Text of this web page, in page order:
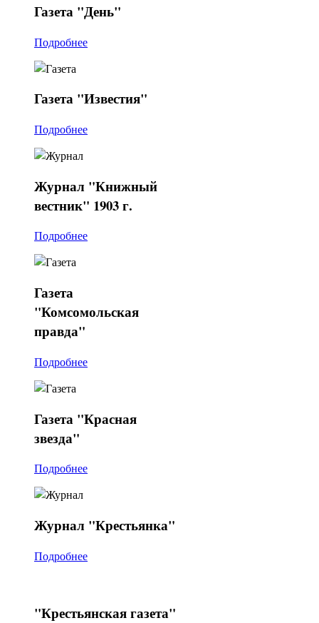
Газета "День"
Подробнее
Газета "Известия"
Подробнее
Журнал "Книжный
вестник" 1903 г.
Подробнее
Газета
"Комсомольская
правда"
Подробнее
Газета "Красная
звезда"
Подробнее
Журнал "Крестьянка"
Подробнее
"Крестьянскаягазета"